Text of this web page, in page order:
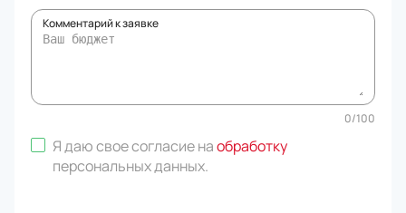
Комментарий к заявке
0/100
Я даю свое согласие наобработку
персональных данных.